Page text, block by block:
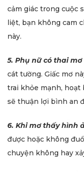
cảm giác trong cuộc
liệt, bạn không cam
này.
5. Phụ nữ có thai
cát tường. Giấc mơ
trai khỏe mạnh, hoạt
sẽ thuận lợi bình an
6. Khi mơ thấy hình
được hoặc không
chuyện không hay